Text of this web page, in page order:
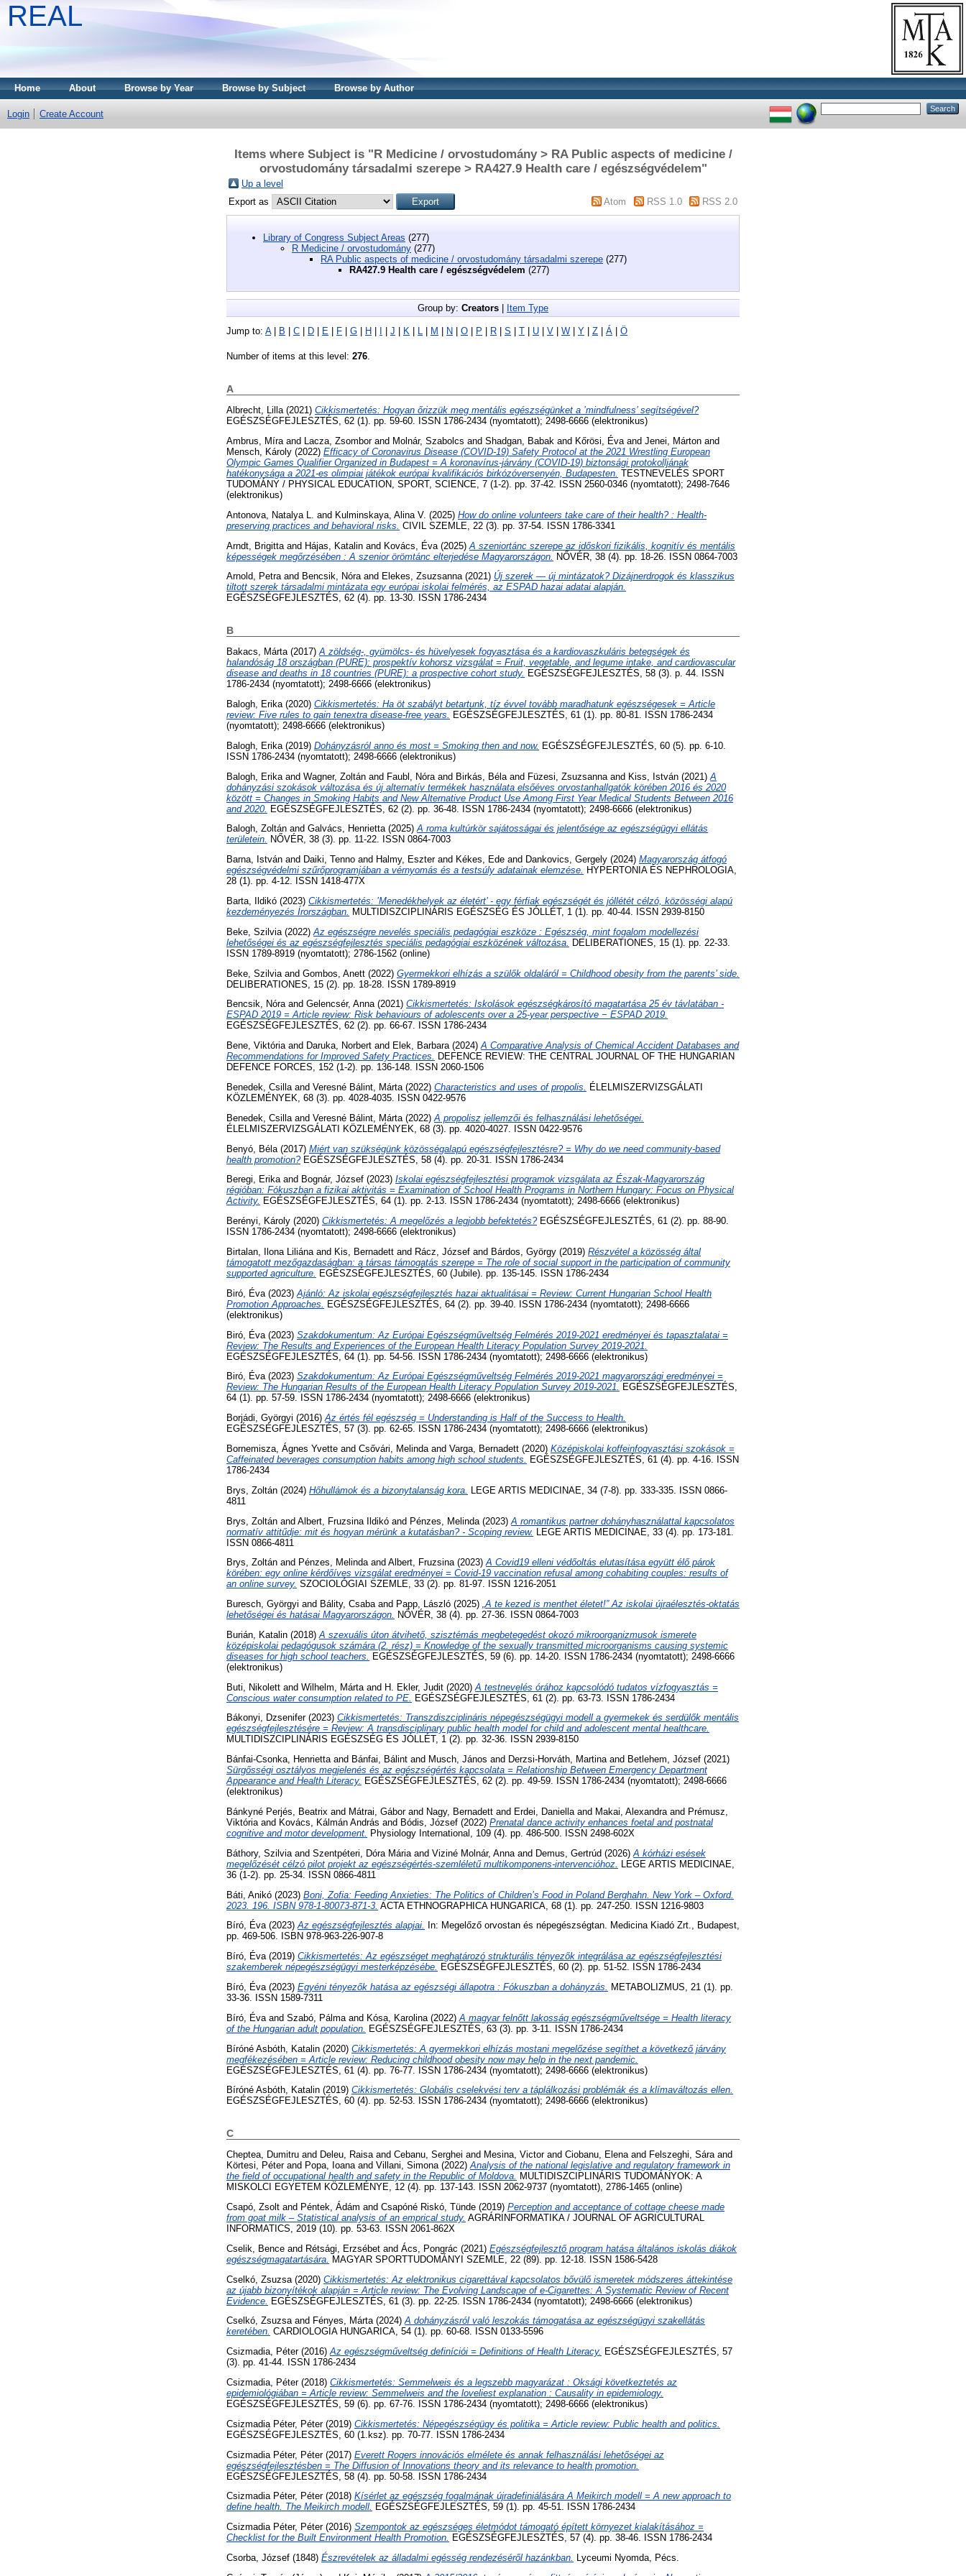
REAL
Home About Browse by Year Browse by Subject Browse by Author
Login Create Account
Items where Subject is "R Medicine / orvostudomány > RA Public aspects of medicine /
orvostudomány társadalmi szerepe > RA427.9 Health care / egészségvédelem"
Up a level
Export as
Atom RSS 1.0 RSS 2.0
Library of Congress Subject Areas (277)
R Medicine / orvostudomány (277)
RA Public aspects of medicine / orvostudomány társadalmi szerepe (277)
RA427.9 Health care / egészségvédelem (277)
Group by: Creators Item Type
Jump to: A| B C D E F G H J K L M N O P R S T U V W Y Z Á Ö
Number of items at this level: 276.
A
Albrecht, Lilla(2021) Cikkismertetés: Hogyan őrizzük meg mentális egészségünket a ’mindfulness’ segítségével?
EGÉSZSÉGFEJLESZTÉS, 62 (1). pp. 59-60. ISSN 1786-2434 (nyomtatott); 2498-6666 (elektronikus)
Ambrus, Míra and Lacza, Zsomborand Molnár, Szabolcs and Shadgan, Babak and Kőrösi, Éva and Jenei, Márton and
Mensch, Károly (2022) Efficacy of Coronavirus Disease (COVID-19) Safety Protocol at the 2021 Wrestling European
Olympic Games Qualifier Organized in Budapest = A koronavírus-járvány (COVID-19) biztonsági protokolljának
hatékonysága a 2021-es olimpiai játékok európai kvalifikációs birkózóversenyén, Budapesten. TESTNEVELÉS SPORT
TUDOMÁNY / PHYSICAL EDUCATION, SPORT, SCIENCE, 7 (1-2). pp. 37-42. ISSN 2560-0346 (nyomtatott); 2498-7646
(elektronikus)
Antonova, Natalya L.
and Kulminskaya, Alina V. (2025) How do online volunteers take care of their health? : Health-
preserving practices and behavioral risks. CIVIL SZEMLE, 22 (3). pp. 37-54. ISSN 1786-3341
Arndt, Brigitta and Hájas, Katalin and Kovács, Éva (2025) A szeniortánc szerepe az időskori fizikális, kognitív és mentális
képességek megőrzésében : A szenior örömtánc elterjedése Magyarországon. NŐVÉR, 38 (4). pp. 18-26. ISSN 0864-7003
Arnold, Petraand Bencsik, Nóraand Elekes, Zsuzsanna(2021) Új szerek — új mintázatok? Dizájnerdrogok és klasszikus
tiltott szerek társadalmi mintázata egy európai iskolai felmérés, az ESPAD hazai adatai alapján.
EGÉSZSÉGFEJLESZTÉS, 62 (4). pp. 13-30. ISSN 1786-2434
B
Bakacs, Márta(2017)A zöldség-, gyümölcs- és hüvelyesek fogyasztása és a kardiovaszkuláris betegségek és
halandóság 18 országban (PURE): prospektív kohorsz vizsgálat = Fruit, vegetable, and legume intake, and cardiovascular
disease and deaths in 18 countries (PURE): a prospective cohort study. EGÉSZSÉGFEJLESZTÉS, 58 (3). p. 44. ISSN
1786-2434 (nyomtatott); 2498-6666 (elektronikus)
Balogh, Erika (2020) Cikkismertetés: Ha öt szabályt betartunk, tíz évvel tovább maradhatunk egészségesek = Article
review: Five rules to gain tenextra disease-free years.
EGÉSZSÉGFEJLESZTÉS, 61 (1). pp. 80-81. ISSN 1786-2434
(nyomtatott); 2498-6666 (elektronikus)
Balogh, Erika (2019) Dohányzásról anno és most = Smoking then and now. EGÉSZSÉGFEJLESZTÉS, 60 (5). pp. 6-10.
ISSN 1786-2434 (nyomtatott); 2498-6666 (elektronikus)
Balogh, Erika and Wagner, Zoltán and Faubl, Nóra and Birkás, Béla and Füzesi, Zsuzsanna and Kiss, István (2021) A
dohányzási szokások változása és új alternatív termékek használata elsőéves orvostanhallgatók körében 2016 és 2020
között = Changes in Smoking Habits and New Alternative Product Use Among First Year Medical Students Between 2016
and 2020. EGÉSZSÉGFEJLESZTÉS, 62 (2). pp. 36-48. ISSN 1786-2434 (nyomtatott); 2498-6666 (elektronikus)
Balogh, Zoltán and Galvács, Henrietta(2025)A roma kultúrkör sajátosságai és jelentősége az egészségügyi ellátás
területein. NŐVÉR, 38 (3). pp. 11-22. ISSN 0864-7003
Barna, István and Daiki, Tenno and Halmy, Eszterand Kékes, Ede and Dankovics, Gergely (2024) Magyarország átfogó
egészségvédelmi szűrőprogramjában a vérnyomás és a testsúly adatainak elemzése. HYPERTONIA ÉS NEPHROLOGIA,
28 (1). pp. 4-12. ISSN 1418-477X
Barta, Ildikó (2023) Cikkismertetés: ’Menedékhelyek az életért’ - egy férfiak egészségét és jóllétét célzó, közösségi alapú
kezdeményezés Írországban.
MULTIDISZCIPLINÁRIS EGÉSZSÉG ÉS JÓLLÉT, 1 (1). pp. 40-44. ISSN 2939-8150
Beke, Szilvia (2022) Az egészségre nevelés speciális pedagógiai eszköze : Egészség, mint fogalom modellezési
lehetőségei és az egészségfejlesztés speciális pedagógiai eszközének változása.
DELIBERATIONES, 15 (1). pp. 22-33.
ISSN 1789-8919 (nyomtatott); 2786-1562 (online)
Beke, Szilvia and Gombos, Anett (2022) Gyermekkori elhízás a szülők oldaláról = Childhood obesity from the parents’ side.
DELIBERATIONES, 15 (2). pp. 18-28. ISSN 1789-8919
Bencsik, Nóraand Gelencsér, Anna(2021) Cikkismertetés: Iskolások egészségkárosító magatartása 25 év távlatában -
ESPAD 2019 = Article review: Risk behaviours of adolescents over a 25-year perspective − ESPAD 2019.
EGÉSZSÉGFEJLESZTÉS, 62 (2). pp. 66-67. ISSN 1786-2434
Bene, Viktóriaand Daruka, Norbert and Elek, Barbara(2024)A Comparative Analysis of Chemical Accident Databases and
Recommendations for Improved Safety Practices. DEFENCE REVIEW: THE CENTRAL JOURNAL OF THE HUNGARIAN
DEFENCE FORCES, 152 (1-2). pp. 136-148. ISSN 2060-1506
Benedek, Csilla and Veresné Bálint, Márta (2022) Characteristics and uses of propolis.
ÉLELMISZERVIZSGÁLATI
KÖZLEMÉNYEK, 68 (3). pp. 4028-4035. ISSN 0422-9576
Benedek, Csilla and Veresné Bálint, Márta (2022) A propolisz jellemzői és felhasználási lehetőségei.
ÉLELMISZERVIZSGÁLATI KÖZLEMÉNYEK, 68 (3). pp. 4020-4027. ISSN 0422-9576
Benyó, Béla (2017) Miért van szükségünk közösségalapú egészségfejlesztésre? = Why do we need community-based
health promotion?EGÉSZSÉGFEJLESZTÉS, 58 (4). pp. 20-31. ISSN 1786-2434
Beregi, Erikaand Bognár, József (2023) Iskolai egészségfejlesztési programok vizsgálata az Észak-Magyarország
régióban: Fókuszban a fizikai aktivitás = Examination of School Health Programs in Northern Hungary: Focus on Physical
Activity. EGÉSZSÉGFEJLESZTÉS, 64 (1). pp. 2-13. ISSN 1786-2434 (nyomtatott); 2498-6666 (elektronikus)
Berényi, Károly (2020) Cikkismertetés: A megelőzés a legjobb befektetés?EGÉSZSÉGFEJLESZTÉS, 61 (2). pp. 88-90.
ISSN 1786-2434 (nyomtatott); 2498-6666 (elektronikus)
Birtalan, Ilona Liliána and Kis, Bernadett and Rácz, József and Bárdos, György (2019) Részvétel a közösség által
támogatott mezőgazdaságban: a társas támogatás szerepe = The role of social support in the participation of community
supported agriculture.
EGÉSZSÉGFEJLESZTÉS, 60 (Jubile). pp. 135-145. ISSN 1786-2434
Biró, Éva (2023) Ajánló: Az iskolai egészségfejlesztés hazai aktualitásai = Review: Current Hungarian School Health
Promotion Approaches.
EGÉSZSÉGFEJLESZTÉS, 64 (2). pp. 39-40. ISSN 1786-2434 (nyomtatott); 2498-6666
(elektronikus)
Biró, Éva (2023) Szakdokumentum: Az Európai Egészségműveltség Felmérés 2019-2021 eredményei és tapasztalatai =
Review: The Results and Experiences of the European Health Literacy Population Survey 2019-2021.
EGÉSZSÉGFEJLESZTÉS, 64 (1). pp. 54-56. ISSN 1786-2434 (nyomtatott); 2498-6666 (elektronikus)
Biró, Éva(2023) Szakdokumentum: Az Európai Egészségműveltség Felmérés 2019-2021 magyarországi eredményei =
Review: The Hungarian Results of the European Health Literacy Population Survey 2019-2021. EGÉSZSÉGFEJLESZTÉS,
64 (1). pp. 57-59. ISSN 1786-2434 (nyomtatott); 2498-6666 (elektronikus)
Borjádi, Györgyi (2016)Az értés fél egészség = Understanding is Half of the Success to Health.
EGÉSZSÉGFEJLESZTÉS, 57 (3). pp. 62-65. ISSN 1786-2434 (nyomtatott); 2498-6666 (elektronikus)
Bornemisza, Ágnes Yvette and Csővári, Melinda and Varga, Bernadett (2020) Középiskolai koffeinfogyasztási szokások =
Caffeinated beverages consumption habits among high school students.
EGÉSZSÉGFEJLESZTÉS, 61 (4). pp. 4-16. ISSN
1786-2434
Brys, Zoltán (2024) Hőhullámok és a bizonytalanság kora. LEGE ARTIS MEDICINAE, 34 (7-8). pp. 333-335. ISSN 0866-
4811
Brys, Zoltán and Albert, Fruzsina Ildikó and Pénzes, Melinda (2023) A romantikus partner dohányhasználattal kapcsolatos
normatív attitűdje: mit és hogyan mérünk a kutatásban? - Scoping review. LEGE ARTIS MEDICINAE, 33 (4). pp. 173-181.
ISSN 0866-4811
Brys, Zoltán and Pénzes, Melindaand Albert, Fruzsina(2023)A Covid19 elleni védőoltás elutasítása együtt élő párok
körében: egy online kérdőíves vizsgálat eredményei = Covid-19 vaccination refusal among cohabiting couples: results of
an online survey. SZOCIOLÓGIAI SZEMLE, 33 (2). pp. 81-97. ISSN 1216-2051
Buresch, Györgyi and Bálity, Csabaand Papp, László (2025) „A te kezed is menthet életet!” Az iskolai újraélesztés-oktatás
lehetőségei és hatásai Magyarországon. NŐVÉR, 38 (4). pp. 27-36. ISSN 0864-7003
Burián, Katalin (2018) A szexuális úton átvihető, szisztémás megbetegedést okozó mikroorganizmusok ismerete
középiskolai pedagógusok számára (2. rész) = Knowledge of the sexually transmitted microorganisms causing systemic
diseases for high school teachers.
EGÉSZSÉGFEJLESZTÉS, 59 (6). pp. 14-20. ISSN 1786-2434 (nyomtatott); 2498-6666
(elektronikus)
Buti, Nikolett and Wilhelm, Márta and H. Ekler, Judit (2020) A testnevelés órához kapcsolódó tudatos vízfogyasztás =
Conscious water consumption related to PE. EGÉSZSÉGFEJLESZTÉS, 61 (2). pp. 63-73. ISSN 1786-2434
Bákonyi, Dzsenifer(2023) Cikkismertetés: Transzdiszciplináris népegészségügyi modell a gyermekek és serdülők mentális
egészségfejlesztésére = Review: A transdisciplinary public health model for child and adolescent mental healthcare.
MULTIDISZCIPLINÁRIS EGÉSZSÉG ÉS JÓLLÉT, 1 (2). pp. 32-36. ISSN 2939-8150
Bánfai-Csonka, Henriettaand Bánfai, Bálint and Musch, János and Derzsi-Horváth, Martinaand Betlehem, József (2021)
Sürgősségi osztályos megjelenés és az egészségértés kapcsolata = Relationship Between Emergency Department
Appearance and Health Literacy. EGÉSZSÉGFEJLESZTÉS, 62 (2). pp. 49-59. ISSN 1786-2434 (nyomtatott); 2498-6666
(elektronikus)
Bánkyné Perjés, Beatrix and Mátrai, Gáborand Nagy, Bernadett and Erdei, Daniellaand Makai, Alexandraand Prémusz,
Viktóriaand Kovács, Kálmán András and Bódis, József (2022) Prenatal dance activity enhances foetal and postnatal
cognitive and motor development. Physiology International, 109 (4). pp. 486-500. ISSN 2498-602X
Báthory, Szilvia and Szentpéteri, Dóra Mária and Viziné Molnár, Anna and Demus, Gertrúd (2026) A kórházi esések
megelőzését célzó pilot projekt az egészségértés-szemléletű multikomponens-intervencióhoz.
LEGE ARTIS MEDICINAE,
36 (1-2). pp. 25-34. ISSN 0866-4811
Báti, Anikó (2023) Boni, Zofia: Feeding Anxieties: The Politics of Children’s Food in Poland Berghahn. New York – Oxford.
2023. 196. ISBN 978-1-80073-871-3. ACTA ETHNOGRAPHICA HUNGARICA, 68 (1). pp. 247-250. ISSN 1216-9803
Bíró, Éva(2023)Az egészségfejlesztés alapjai.
In: Megelőző orvostan és népegészségtan. Medicina Kiadó Zrt., Budapest,
pp. 469-506. ISBN 978-963-226-907-8
Bíró, Éva(2019) Cikkismertetés: Az egészséget meghatározó strukturális tényezők integrálása az egészségfejlesztési
szakemberek népegészségügyi mesterképzésébe. EGÉSZSÉGFEJLESZTÉS, 60 (2). pp. 51-52. ISSN 1786-2434
Bíró, Éva(2023) Egyéni tényezők hatása az egészségi állapotra : Fókuszban a dohányzás. METABOLIZMUS, 21 (1). pp.
33-36. ISSN 1589-7311
Bíró, Éva and Szabó, Pálma and Kósa, Karolina (2022) A magyar felnőtt lakosság egészségműveltsége = Health literacy
of the Hungarian adult population.
EGÉSZSÉGFEJLESZTÉS, 63 (3). pp. 3-11. ISSN 1786-2434
Bíróné Asbóth, Katalin (2020) Cikkismertetés: A gyermekkori elhízás mostani megelőzése segíthet a következő járvány
megfékezésében = Article review: Reducing childhood obesity now may help in the next pandemic.
EGÉSZSÉGFEJLESZTÉS, 61 (4). pp. 76-77. ISSN 1786-2434 (nyomtatott); 2498-6666 (elektronikus)
Bíróné Asbóth, Katalin (2019) Cikkismertetés: Globális cselekvési terv a táplálkozási problémák és a klímaváltozás ellen.
EGÉSZSÉGFEJLESZTÉS, 60 (4). pp. 52-53. ISSN 1786-2434 (nyomtatott); 2498-6666 (elektronikus)
C
Cheptea, Dumitru and Deleu, Raisaand Cebanu, Serghei and Mesina, Victorand Ciobanu, Elenaand Felszeghi, Sáraand
Körtesi, Péterand Popa, Ioanaand Villani, Simona(2022)Analysis of the national legislative and regulatory framework in
the field of occupational health and safety in the Republic of Moldova. MULTIDISZCIPLINÁRIS TUDOMÁNYOK: A
MISKOLCI EGYETEM KÖZLEMÉNYE, 12 (4). pp. 137-143. ISSN 2062-9737 (nyomtatott), 2786-1465 (online)
Csapó, Zsolt and Péntek, Ádám and Csapóné Riskó, Tünde (2019) Perception and acceptance of cottage cheese made
from goat milk – Statistical analysis of an emprical study. AGRÁRINFORMATIKA / JOURNAL OF AGRICULTURAL
INFORMATICS, 2019 (10). pp. 53-63. ISSN 2061-862X
Cselik, Bence and Rétsági, Erzsébet and Ács, Pongrác (2021) Egészségfejlesztő program hatása általános iskolás diákok
egészségmagatartására.
MAGYAR SPORTTUDOMÁNYI SZEMLE, 22 (89). pp. 12-18. ISSN 1586-5428
Cselkó, Zsuzsa (2020) Cikkismertetés: Az elektronikus cigarettával kapcsolatos bővülő ismeretek módszeres áttekintése
az újabb bizonyítékok alapján = Article review: The Evolving Landscape of e-Cigarettes: A Systematic Review of Recent
Evidence. EGÉSZSÉGFEJLESZTÉS, 61 (3). pp. 22-25. ISSN 1786-2434 (nyomtatott); 2498-6666 (elektronikus)
Cselkó, Zsuzsaand Fényes, Márta(2024)A dohányzásról való leszokás támogatása az egészségügyi szakellátás
keretében. CARDIOLOGIA HUNGARICA, 54 (1). pp. 60-68. ISSN 0133-5596
Csizmadia, Péter(2016)Az egészségműveltség definíciói = Definitions of Health Literacy. EGÉSZSÉGFEJLESZTÉS, 57
(3). pp. 41-44. ISSN 1786-2434
Csizmadia, Péter(2018) Cikkismertetés: Semmelweis és a legszebb magyarázat : Oksági következtetés az
epidemiológiában = Article review: Semmelweis and the loveliest explanation : Causality in epidemiology.
EGÉSZSÉGFEJLESZTÉS, 59 (6). pp. 67-76. ISSN 1786-2434 (nyomtatott); 2498-6666 (elektronikus)
Csizmadia Péter, Péter(2019) Cikkismertetés: Népegészségügy és politika = Article review: Public health and politics.
EGÉSZSÉGFEJLESZTÉS, 60 (1.ksz). pp. 70-77. ISSN 1786-2434
Csizmadia Péter, Péter(2017) Everett Rogers innovációs elmélete és annak felhasználási lehetőségei az
egészségfejlesztésben = The Diffusion of Innovations theory and its relevance to health promotion.
EGÉSZSÉGFEJLESZTÉS, 58 (4). pp. 50-58. ISSN 1786-2434
Csizmadia Péter, Péter(2018) Kísérlet az egészség fogalmának újradefiniálására A Meikirch modell = A new approach to
define health. The Meikirch modell. EGÉSZSÉGFEJLESZTÉS, 59 (1). pp. 45-51. ISSN 1786-2434
Csizmadia Péter, Péter(2016) Szempontok az egészséges életmódot támogató épített környezet kialakításához =
Checklist for the Built Environment Health Promotion. EGÉSZSÉGFEJLESZTÉS, 57 (4). pp. 38-46. ISSN 1786-2434
Csorba, József (1848) Észrevételek az álladalmi egésség rendezéséről hazánkban. Lyceumi Nyomda, Pécs.